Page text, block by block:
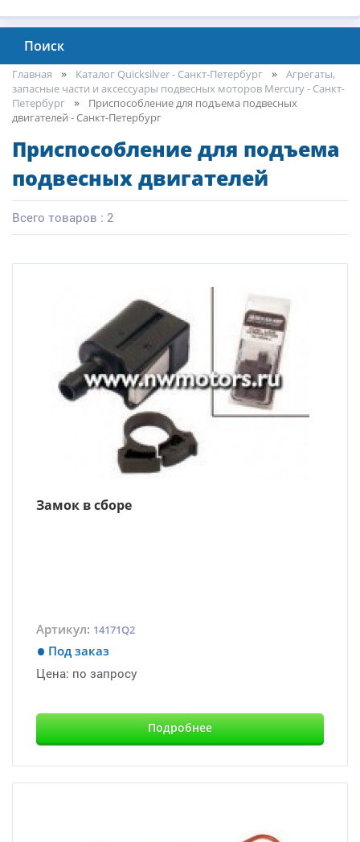
Поиск
Главная Каталог Quicksilver - Санкт-Петербург
Агрегаты,
запасные части и аксессуары подвесных моторов Mercury - Санкт-
Петербург
Приспособление для подъема подвесных
двигателей - Санкт-Петербург
Приспособление для подъема
подвесных двигателей
Всего товаров : 2
Замок в сборе
Артикул: 14171Q2
Под заказ
Цена: по запросу
Подробнее